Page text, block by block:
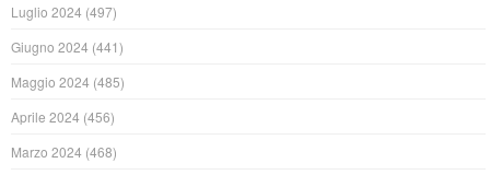
Luglio 2024 (497)
Giugno 2024 (441)
Maggio 2024 (485)
Aprile 2024 (456)
Marzo 2024 (468)